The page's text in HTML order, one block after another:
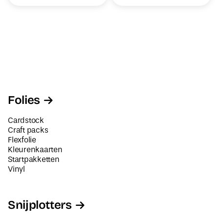
Folies
Cardstock
Craft packs
Flexfolie
Kleurenkaarten
Startpakketten
Vinyl
Snijplotters